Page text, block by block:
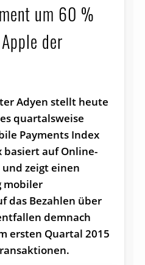
um 60 %
der
Adyen stellt heute
quartalsweise
Payments Index
basiert auf Online-
zeigt einen
mobiler
das Bezahlen über
demnach
ersten Quartal 2015